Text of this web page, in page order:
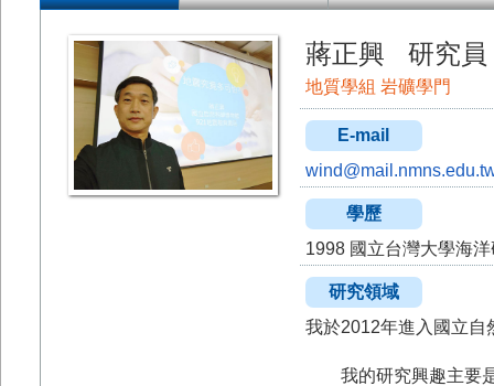
蔣正興 研究員
地質學組 岩礦學門
E-mail
學歷
1998 國立台灣大學海
研究領域
我於2012年進入國立自
我的研究興趣主要是